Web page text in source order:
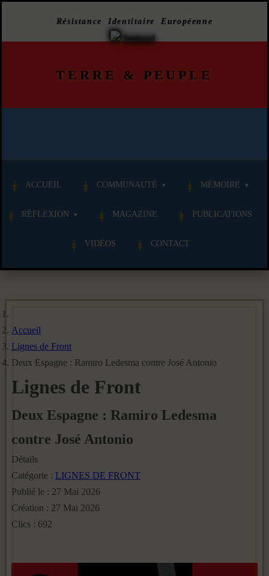
Résistance Identitaire Européenne
TERRE & PEUPLE
ACCUEIL COMMUNAUTÉ MÉMOIRE
RÉFLEXION MAGAZINE PUBLICATIONS
VIDÉOS CONTACT
Accueil
Lignes de Front
Deux Espagne : Ramiro Ledesma contre José Antonio
Lignes de Front
Deux Espagne : Ramiro Ledesma
contre José Antonio
Détails
Catégorie : LIGNES DE FRONT
Publié le : 27 Mai 2026
Création : 27 Mai 2026
Clics : 692